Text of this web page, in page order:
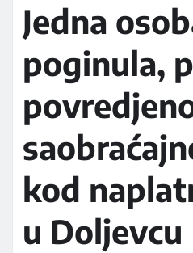
Jedna
poginula,
kod
u Doljevcu